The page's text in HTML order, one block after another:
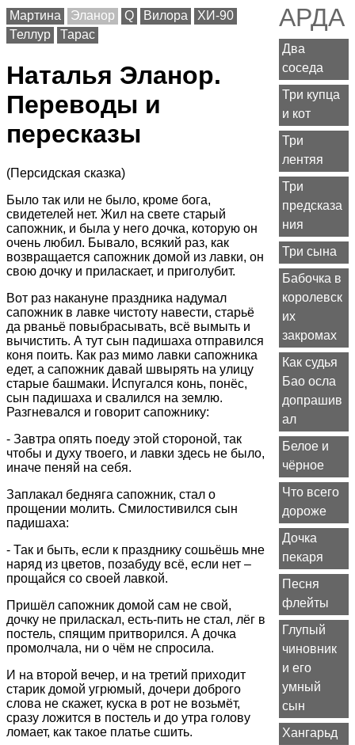
АРДА
Два
соседа
Три купца
и кот
Три
лентяя
Три
предсказа
ния
Три сына
Бабочка в
королевск
их
закромах
Как судья
Бао осла
допрашив
ал
Белое и
чёрное
Что всего
дороже
Дочка
пекаря
Песня
флейты
Глупый
чиновник
и его
умный
сын
Хангарьд
Мартина Эланор Q Вилора
ХИ-90
Теллур
Тарас
Наталья Эланор.
Переводы и
пересказы
(Персидская сказка)
Было так или не было, кроме бога,
свидетелей нет. Жил на свете старый
сапожник, и была у него дочка, которую он
очень любил. Бывало, всякий раз, как
возвращается сапожник домой из лавки, он
свою дочку и приласкает, и приголубит.
Вот раз накануне праздника надумал
сапожник в лавке чистоту навести, старьё
да рваньё повыбрасывать, всё вымыть и
вычистить. А тут сын падишаха отправился
коня поить. Как раз мимо лавки сапожника
едет, а сапожник давай швырять на улицу
старые башмаки. Испугался конь, понёс,
сын падишаха и свалился на землю.
Разгневался и говорит сапожнику:
- Завтра опять поеду этой стороной, так
чтобы и духу твоего, и лавки здесь не было,
иначе пеняй на себя.
Заплакал бедняга сапожник, стал о
прощении молить. Смилостивился сын
падишаха:
- Так и быть, если к празднику сошьёшь мне
наряд из цветов, позабуду всё, если нет –
прощайся со своей лавкой.
Пришёл сапожник домой сам не свой,
дочку не приласкал, есть-пить не стал, лёг в
постель, спящим притворился. А дочка
промолчала, ни о чём не спросила.
И на второй вечер, и на третий приходит
старик домой угрюмый, дочери доброго
слова не скажет, куска в рот не возьмёт,
сразу ложится в постель и до утра голову
ломает, как такое платье сшить.